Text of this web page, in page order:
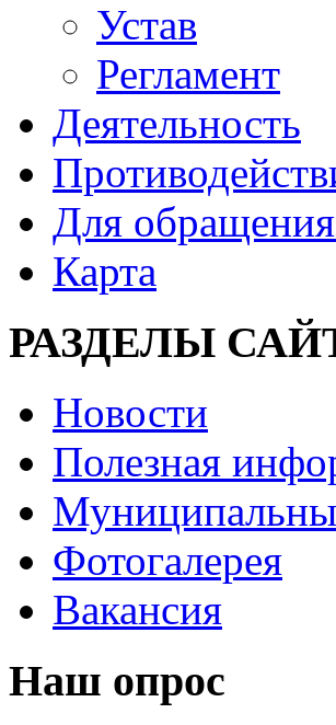
Устав
Регламент
Деятельность
Для
Карта
РАЗДЕЛЫ
Новости
Полезная
Фотогалерея
Вакансия
Наш опрос